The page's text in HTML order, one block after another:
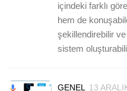
içindeki farklı
hem de
şekillendirebilir
sistem
GENEL 13